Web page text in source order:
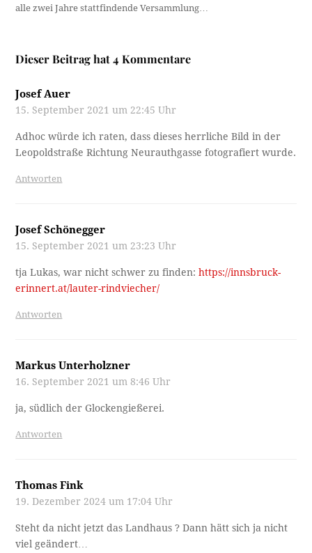
alle zwei Jahre stattfindende Versammlung…
Dieser Beitrag hat 4 Kommentare
Josef Auer
15. September 2021 um 22:45 Uhr
Adhoc würde ich raten, dass dieses herrliche Bild in der
Leopoldstraße Richtung Neurauthgasse fotografiert wurde.
Antworten
Josef Schönegger
15. September 2021 um 23:23 Uhr
tja Lukas, war nicht schwer zu finden:https://innsbruck-
erinnert.at/lauter-rindviecher/
Antworten
Markus Unterholzner
16. September 2021 um 8:46 Uhr
ja, südlich der Glockengießerei.
Antworten
Thomas Fink
19. Dezember 2024 um 17:04 Uhr
Steht da nicht jetzt das Landhaus ? Dann hätt sich ja nicht
viel geändert…